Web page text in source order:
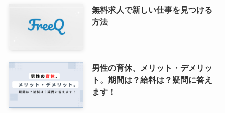
無料求人で新しい仕事を見つける
方法
男性の育休、メリット・デメリッ
ト。期間は？給料は？疑問に答え
ます！